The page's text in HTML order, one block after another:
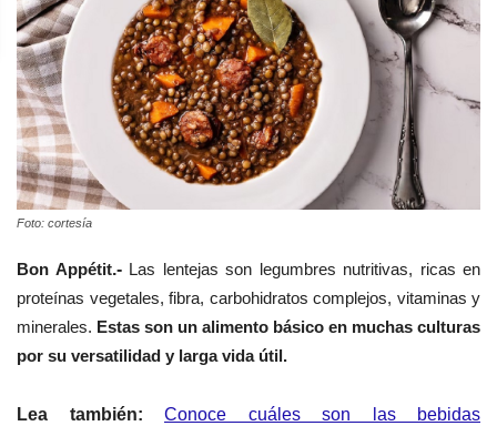
Foto: cortesía
Bon Appétit.- Las lentejas son legumbres nutritivas, ricas en
proteínas vegetales, fibra, carbohidratos complejos, vitaminas y
minerales. Estas son un alimento básico en muchas culturas
por su versatilidad y larga vida útil.
Lea también: Conoce cuáles son las bebidas